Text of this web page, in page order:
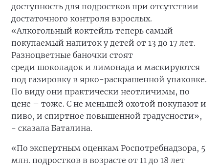
доступность для подростков при отсутствии
достаточного контроля взрослых.
«Алкогольный коктейль теперь самый
покупаемый напиток у детей от 13 до 17 лет.
Разноцветные баночки стоят
среди шоколадок и лимонада и маскируются
под газировку в ярко-раскрашенной упаковке.
По виду они практически неотличимы, по
цене – тоже. С не меньшей охотой покупают и
пиво, и спиртное повышенной градусности»,
- сказала Баталина.
«По экспертным оценкам Роспотребнадзора, 5
млн. подростков в возрасте от 11 до 18 лет